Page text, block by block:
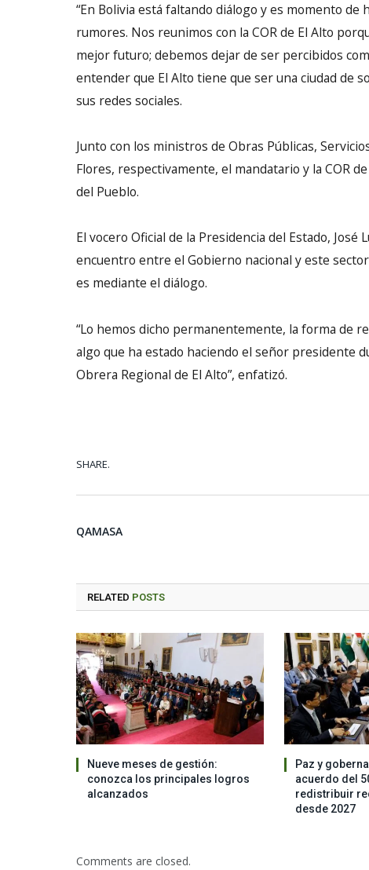
“En Bolivia está faltando diálogo y es momento
rumores. Nos reunimos con la COR de El Alto
mejor futuro; debemos dejar de ser percibidos
entender que El Alto tiene que ser una ciudad de
sus redes sociales.
Junto con los ministros de Obras Públicas,
Flores, respectivamente, el mandatario y la COR
del Pueblo.
El vocero Oficial de la Presidencia del Estado,
encuentro entre el Gobierno nacional y este
es mediante el diálogo.
“Lo hemos dicho permanentemente, la forma de
algo que ha estado haciendo el señor presidente
Obrera Regional de El Alto”, enfatizó.
SHARE.
QAMASA
RELATED POSTS
Nueve meses de gestión:
conozca los principales logros
alcanzados
Paz y
acuerdo del
redistribuir
desde 2027
Comments are closed.